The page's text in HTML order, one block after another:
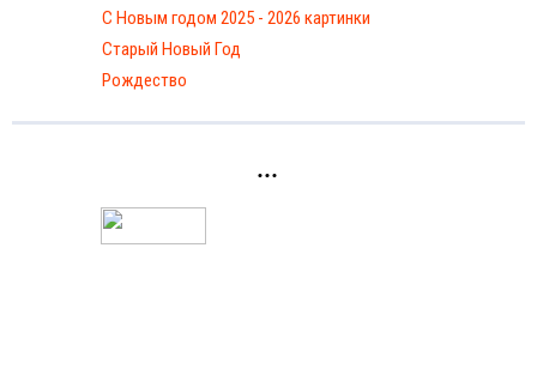
C Новым годом 2025 - 2026 картинки
Старый Новый Год
Рождество
...